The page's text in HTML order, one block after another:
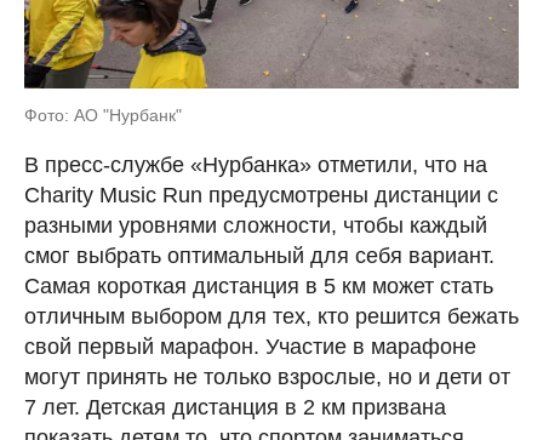
Фото: АО "Нурбанк"
В пресс-службе «Нурбанка» отметили, что на
Charity Music Run предусмотрены дистанции с
разными уровнями сложности, чтобы каждый
смог выбрать оптимальный для себя вариант.
Самая короткая дистанция в 5 км может стать
отличным выбором для тех, кто решится бежать
свой первый марафон. Участие в марафоне
могут принять не только взрослые, но и дети от
7 лет. Детская дистанция в 2 км призвана